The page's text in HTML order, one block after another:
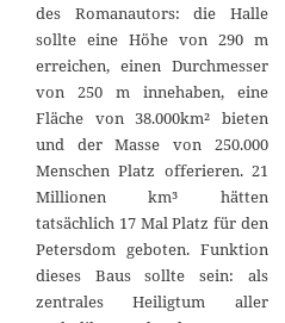
des Romanautors: die Halle
sollte eine Höhe von 290 m
erreichen, einen Durchmesser
von 250 m innehaben, eine
Fläche von 38.000km² bieten
und der Masse von 250.000
Menschen Platz offerieren. 21
Millionen km³ hätten
tatsächlich 17 Mal Platz für den
Petersdom geboten. Funktion
dieses Baus sollte sein: als
zentrales Heiligtum aller